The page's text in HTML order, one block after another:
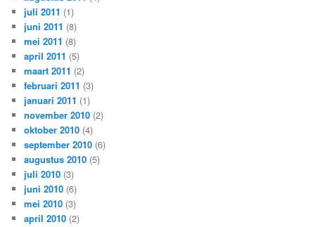
juli 2011 (1)
juni 2011 (8)
mei 2011 (8)
april 2011 (5)
maart 2011 (2)
februari 2011 (3)
januari 2011 (1)
november 2010 (2)
oktober 2010 (4)
september 2010 (6)
augustus 2010 (5)
juli 2010 (3)
juni 2010 (6)
mei 2010 (3)
april 2010 (2)